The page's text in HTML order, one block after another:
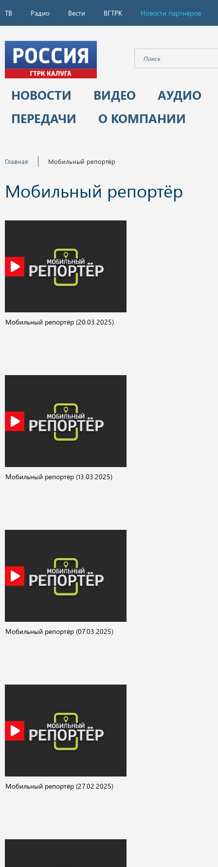
ТВ Радио Вести ВГТРК Новости партнёров
НОВОСТИ ВИДЕО
АУДИО
ПЕРЕДАЧИ
О КОМПАНИИ
Главная Мобильный репортёр
Мобильный репортёр
Мобильный репортёр (20.03.2025)
Мобильный репортёр (13.03.2025)
Мобильный репортёр (07.03.2025)
Мобильный репортёр (27.02.2025)